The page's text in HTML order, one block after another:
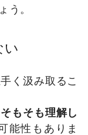
う。
い
く汲み取るこ
そもそも理解し
能性もありま